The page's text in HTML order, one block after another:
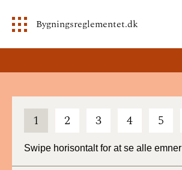
Bygningsreglementet.dk
1 2 3 4 5
Swipe horisontalt for at se alle emner